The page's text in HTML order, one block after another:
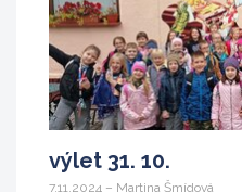
výlet 31. 10.
7.11.2024 – Martina Šmídová